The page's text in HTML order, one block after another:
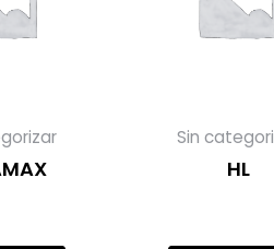
Sin
HL